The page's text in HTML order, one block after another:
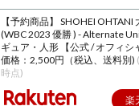
【予約商品】 SHOHEI OHTANI
(WBC 2023 優勝 ) - Alternate
ギュア・人形 【公式 / オフィシ
価格：2,500円（税込、送料別)
時点)
楽